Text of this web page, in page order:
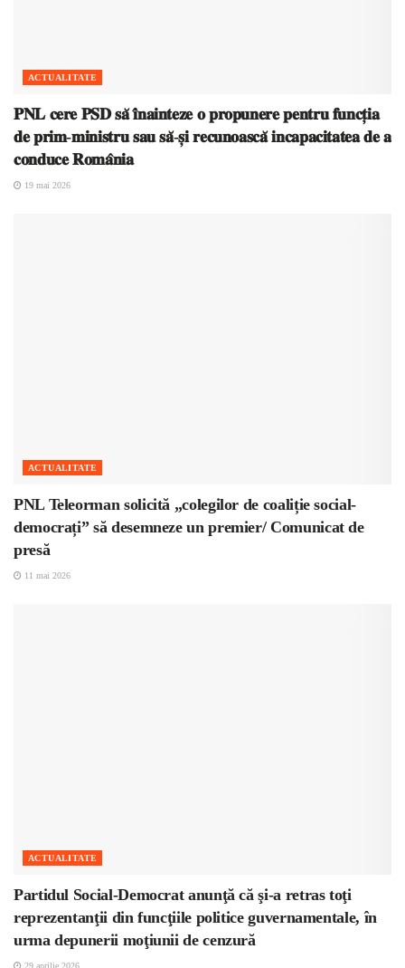
ACTUALITATE
𝐏𝐍𝐋 𝐜𝐞𝐫𝐞 𝐏𝐒𝐃 𝐬𝐚̆ 𝐢̂𝐧𝐚𝐢𝐧𝐭𝐞𝐳𝐞 𝐨 𝐩𝐫𝐨𝐩𝐮𝐧𝐞𝐫𝐞 𝐩𝐞𝐧𝐭𝐫𝐮 𝐟𝐮𝐧𝐜𝐭̦𝐢𝐚
𝐝𝐞 𝐩𝐫𝐢𝐦-𝐦𝐢𝐧𝐢𝐬𝐭𝐫𝐮 𝐬𝐚𝐮 𝐬𝐚̆-𝐬̦𝐢 𝐫𝐞𝐜𝐮𝐧𝐨𝐚𝐬𝐜𝐚̆ 𝐢𝐧𝐜𝐚𝐩𝐚𝐜𝐢𝐭𝐚𝐭𝐞𝐚 𝐝𝐞 𝐚
𝐜𝐨𝐧𝐝𝐮𝐜𝐞 𝐑𝐨𝐦𝐚̂𝐧𝐢𝐚
19 mai 2026
ACTUALITATE
PNL Teleorman solicită „colegilor de coaliție social-
democrați” să desemneze un premier/ Comunicat de
presă
11 mai 2026
ACTUALITATE
Partidul Social-Democrat anunţă că şi-a retras toţi
reprezentanţii din funcţiile politice guvernamentale, în
urma depunerii moţiunii de cenzură
29 aprilie 2026